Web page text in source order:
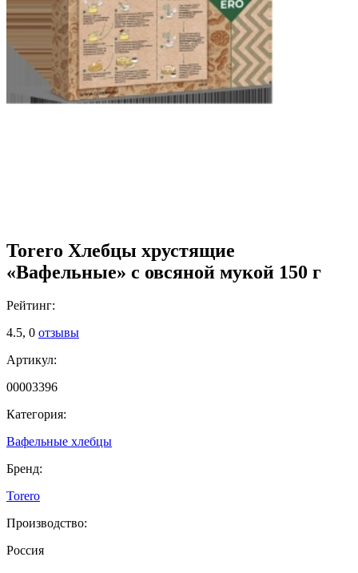
Torero Хлебцы хрустящие
«Вафельные» с овсяной мукой 150 г
Рейтинг:
4.5, 0 отзывы
Артикул:
00003396
Категория:
Вафельные хлебцы
Бренд:
Torero
Производство:
Россия